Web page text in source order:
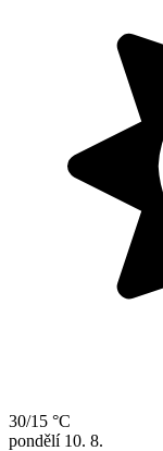
30/15 °C
pondělí 10. 8.